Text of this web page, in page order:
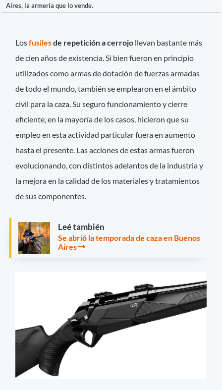
Aires, la armería que lo vende.
Losfusilesde repetición a cerrojo llevan bastante más
de cien años de existencia. Si bien fueron en principio
utilizados como armas de dotación de fuerzas armadas
de todo el mundo, también se emplearon en el ámbito
civil para la caza. Su seguro funcionamiento y cierre
eficiente, en la mayoría de los casos, hicieron que su
empleo en esta actividad particular fuera en aumento
hasta el presente. Las acciones de estas armas fueron
evolucionando, con distintos adelantos de la industria y
la mejora en la calidad de los materiales y tratamientos
de sus componentes.
Leé también
Se abrió la temporada de caza en Buenos
Aires